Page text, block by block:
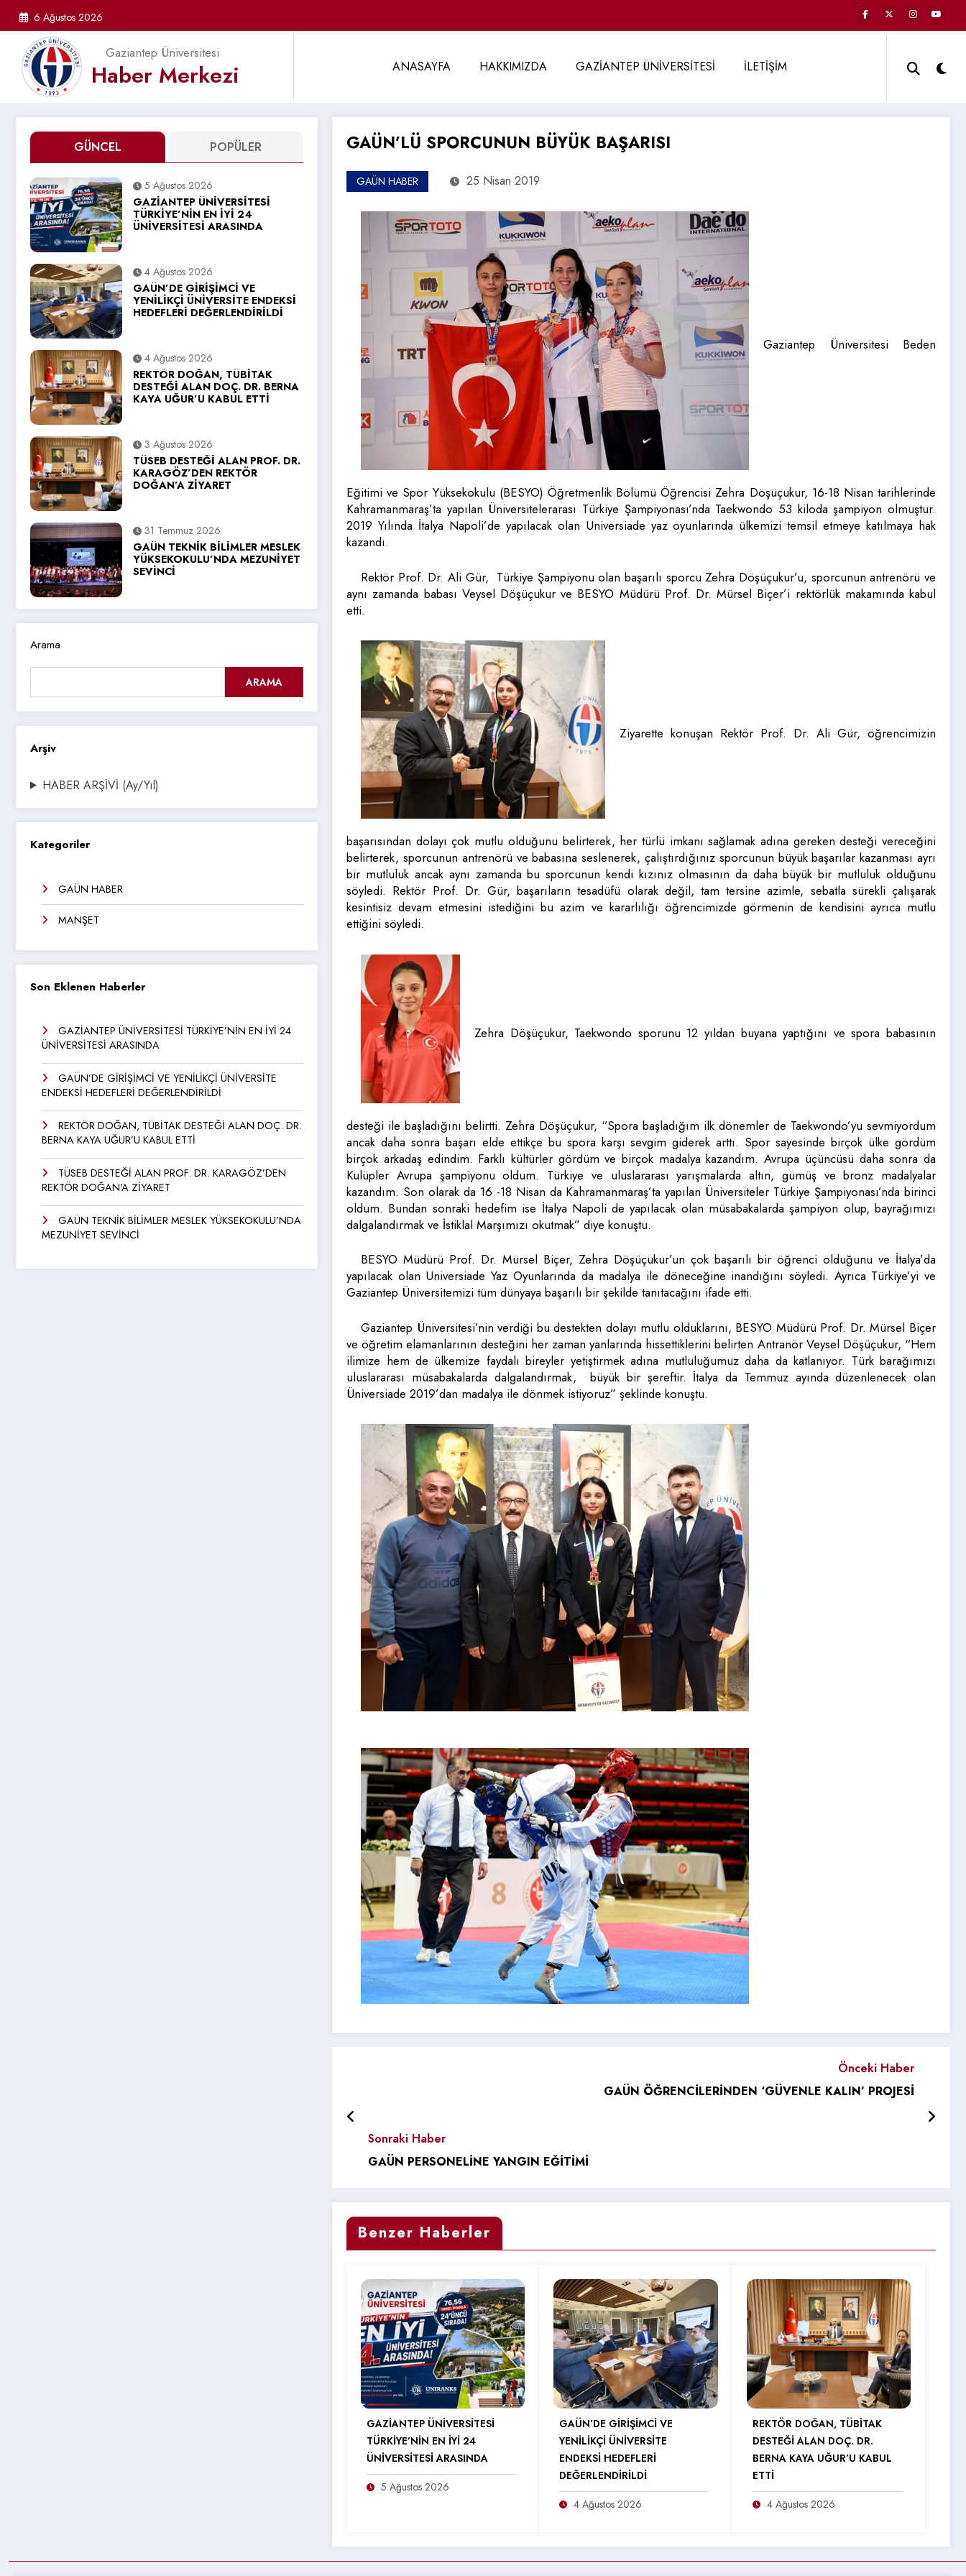
6 Ağustos 2026
Gaziantep Üniversitesi
Haber Merkezi ANASAYFA HAKKIMIZDA GAZİANTEP ÜNİVERSİTESİ İLETİŞİM
GÜNCEL POPÜLER
5 Ağustos 2026
GAZİANTEP ÜNİVERSİTESİ
TÜRKİYE’NİN EN İYİ 24
ÜNİVERSİTESİ ARASINDA
4 Ağustos 2026
GAÜN’DE GİRİŞİMCİ VE
YENİLİKÇİ ÜNİVERSİTE ENDEKSİ
HEDEFLERİ DEĞERLENDİRİLDİ
4 Ağustos 2026
REKTÖR DOĞAN, TÜBİTAK
DESTEĞİ ALAN DOÇ. DR. BERNA
KAYA UĞUR’U KABUL ETTİ
3 Ağustos 2026
TÜSEB DESTEĞİ ALAN PROF. DR.
KARAGÖZ’DEN REKTÖR
DOĞAN’A ZİYARET
31 Temmuz 2026
GAÜN TEKNİK BİLİMLER MESLEK
YÜKSEKOKULU’NDA MEZUNİYET
SEVİNCİ
Arama
ARAMA
Arşiv
HABER ARŞİVİ (Ay/Yıl)
Kategoriler
GAÜN HABER
MANŞET
Son Eklenen Haberler
GAZİANTEP ÜNİVERSİTESİ TÜRKİYE’NİN EN İYİ 24
ÜNİVERSİTESİ ARASINDA
GAÜN’DE GİRİŞİMCİ VE YENİLİKÇİ ÜNİVERSİTE
ENDEKSİ HEDEFLERİ DEĞERLENDİRİLDİ
REKTÖR DOĞAN, TÜBİTAK DESTEĞİ ALAN DOÇ. DR.
BERNA KAYA UĞUR’U KABUL ETTİ
TÜSEB DESTEĞİ ALAN PROF. DR. KARAGÖZ’DEN
REKTÖR DOĞAN’A ZİYARET
GAÜN TEKNİK BİLİMLER MESLEK YÜKSEKOKULU’NDA
MEZUNİYET SEVİNCİ
GAÜN’LÜ SPORCUNUN BÜYÜK BAŞARISI
GAÜN HABER 25 Nisan 2019
Gaziantep Üniversitesi Beden
Eğitimi ve Spor Yüksekokulu (BESYO) Öğretmenlik Bölümü Öğrencisi Zehra Döşüçukur, 16-18 Nisan tarihlerinde
Kahramanmaraş’ta yapılan Üniversitelerarası Türkiye Şampiyonası’nda Taekwondo 53 kiloda şampiyon olmuştur.
2019 Yılında İtalya Napoli’de yapılacak olan Universiade yaz oyunlarında ülkemizi temsil etmeye katılmaya hak
kazandı.
Rektör Prof. Dr. Ali Gür, Türkiye Şampiyonu olan başarılı sporcu Zehra Döşüçukur’u, sporcunun antrenörü ve
aynı zamanda babası Veysel Döşüçukur ve BESYO Müdürü Prof. Dr. Mürsel Biçer’i rektörlük makamında kabul
etti.
Ziyarette konuşan Rektör Prof. Dr. Ali Gür, öğrencimizin
başarısından dolayı çok mutlu olduğunu belirterek, her türlü imkanı sağlamak adına gereken desteği vereceğini
belirterek, sporcunun antrenörü ve babasına seslenerek, çalıştırdığınız sporcunun büyük başarılar kazanması ayrı
bir mutluluk ancak aynı zamanda bu sporcunun kendi kızınız olmasının da daha büyük bir mutluluk olduğunu
söyledi. Rektör Prof. Dr. Gür, başarıların tesadüfü olarak değil, tam tersine azimle, sebatla sürekli çalışarak
kesintisiz devam etmesini istediğini bu azim ve kararlılığı öğrencimizde görmenin de kendisini ayrıca mutlu
ettiğini söyledi.
Zehra Döşüçukur, Taekwondo sporunu 12 yıldan buyana yaptığını ve spora babasının
desteği ile başladığını belirtti. Zehra Döşüçukur, “Spora başladığım ilk dönemler de Taekwondo’yu sevmiyordum
ancak daha sonra başarı elde ettikçe bu spora karşı sevgim giderek arttı. Spor sayesinde birçok ülke gördüm
birçok arkadaş edindim. Farklı kültürler gördüm ve birçok madalya kazandım. Avrupa üçüncüsü daha sonra da
Kulüpler Avrupa şampiyonu oldum. Türkiye ve uluslararası yarışmalarda altın, gümüş ve bronz madalyalar
kazandım. Son olarak da 16 -18 Nisan da Kahramanmaraş’ta yapılan Üniversiteler Türkiye Şampiyonası’nda birinci
oldum. Bundan sonraki hedefim ise İtalya Napoli de yapılacak olan müsabakalarda şampiyon olup, bayrağımızı
dalgalandırmak ve İstiklal Marşımızı okutmak” diye konuştu.
BESYO Müdürü Prof. Dr. Mürsel Biçer, Zehra Döşüçukur’un çok başarılı bir öğrenci olduğunu ve İtalya’da
yapılacak olan Universiade Yaz Oyunlarında da madalya ile döneceğine inandığını söyledi. Ayrıca Türkiye’yi ve
Gaziantep Üniversitemizi tüm dünyaya başarılı bir şekilde tanıtacağını ifade etti.
Gaziantep Üniversitesi’nin verdiği bu destekten dolayı mutlu olduklarını, BESYO Müdürü Prof. Dr. Mürsel Biçer
ve öğretim elamanlarının desteğini her zaman yanlarında hissettiklerini belirten Antranör Veysel Döşüçukur, “Hem
ilimize hem de ülkemize faydalı bireyler yetiştirmek adına mutluluğumuz daha da katlanıyor. Türk barağımızı
uluslararası müsabakalarda dalgalandırmak, büyük bir şereftir. İtalya da Temmuz ayında düzenlenecek olan
Üniversiade 2019’dan madalya ile dönmek istiyoruz” şeklinde konuştu.
Önceki Haber
GAÜN ÖĞRENCİLERİNDEN ‘GÜVENLE KALIN’ PROJESİ
Sonraki Haber
GAÜN PERSONELİNE YANGIN EĞİTİMİ
Benzer Haberler
GAZİANTEP ÜNİVERSİTESİ
TÜRKİYE’NİN EN İYİ 24
ÜNİVERSİTESİ ARASINDA
5 Ağustos 2026
GAÜN’DE GİRİŞİMCİ VE
YENİLİKÇİ ÜNİVERSİTE
ENDEKSİ HEDEFLERİ
DEĞERLENDİRİLDİ
4 Ağustos 2026
REKTÖR DOĞAN, TÜBİTAK
DESTEĞİ ALAN DOÇ. DR.
BERNA KAYA UĞUR’U KABUL
ETTİ
4 Ağustos 2026